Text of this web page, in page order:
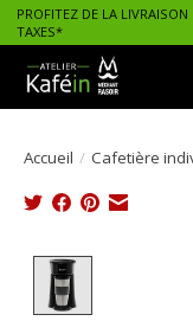
PROFITEZ DE LA
TAXES*
Accueil / Cafetière